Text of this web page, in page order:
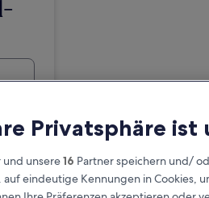
Privatsphäre ist
und unsere16 Partner speichern und/
auf eindeutige Kennungen in Cookies,